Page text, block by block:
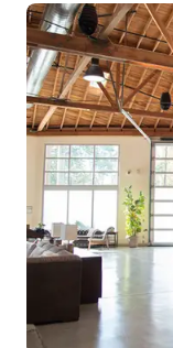
restaurante cervecero artesanal.
$4,000/hr *4,500 pies cuadrados en total con 5,000 pies
cuadrados de
estacionamiento
frontal con 900 pies